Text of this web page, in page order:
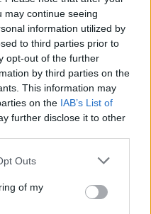
may continue seeing
information utilized by
to third parties prior to
opt-out of the further
by third parties on the
This information may
on the IAB’s List of
further disclose it to other
uses one or more Google
You may click to
its third-party tags to
Outs
of my
az ügyészség
szemben”
órán át tárgyalt